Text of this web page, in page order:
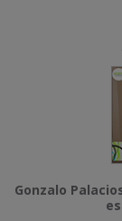
Gonzalo